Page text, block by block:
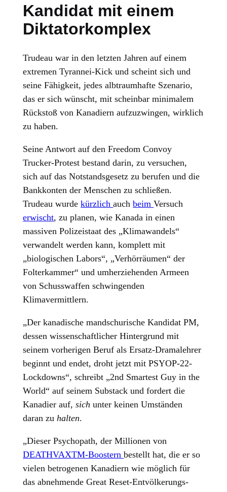
Kandidat mit einem
Diktatorkomplex
Trudeau war in den letzten Jahren auf einem
extremen Tyrannei-Kick und scheint sich und
seine Fähigkeit, jedes albtraumhafte Szenario,
das er sich wünscht, mit scheinbar minimalem
Rückstoß von Kanadiern aufzuzwingen, wirklich
zu haben.
Seine Antwort auf den Freedom Convoy
Trucker-Protest bestand darin, zu versuchen,
sich auf das Notstandsgesetz zu berufen und die
Bankkonten der Menschen zu schließen.
Trudeau wurdekürzlichauchbeimVersuch
erwischt, zu planen, wie Kanada in einen
massiven Polizeistaat des „Klimawandels“
verwandelt werden kann, komplett mit
„biologischen Labors“, „Verhörräumen“ der
Folterkammer“ und umherziehenden Armeen
von Schusswaffen schwingenden
Klimavermittlern.
„Der kanadische mandschurische Kandidat PM,
dessen wissenschaftlicher Hintergrund mit
seinem vorherigen Beruf als Ersatz-Dramalehrer
beginnt und endet, droht jetzt mit PSYOP-22-
Lockdowns“, schreibt „2nd Smartest Guy in the
World“ auf seinem Substack und fordert die
Kanadier auf,sichunter keinen Umständen
daran zuhalten.
„Dieser Psychopath, der Millionen von
DEATHVAXTM-Boosternbestellt hat, die er so
vielen betrogenen Kanadiern wie möglich für
das abnehmende Great Reset-Entvölkerungs-